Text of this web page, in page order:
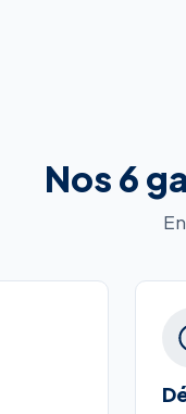
Nos 6